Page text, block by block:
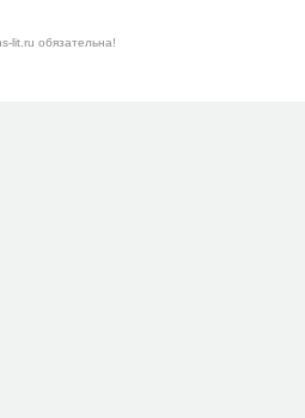
lit.ru обязательна!